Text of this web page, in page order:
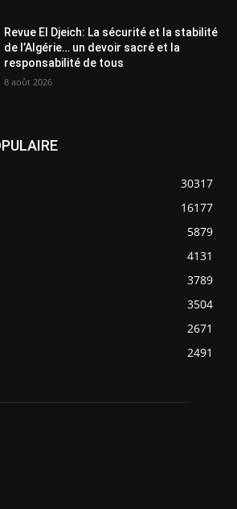
Revue El Djeich: La sécurité et la stabilité
de l’Algérie… un devoir sacré et la
responsabilité de tous
8 août 2026
30317
16177
5879
4131
3789
3504
2671
2491